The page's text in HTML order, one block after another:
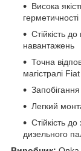
Висока
герметичності
Стійкість
навантажень
Точна
магістралі Fiat
Легкий
Стійкість
дизельного